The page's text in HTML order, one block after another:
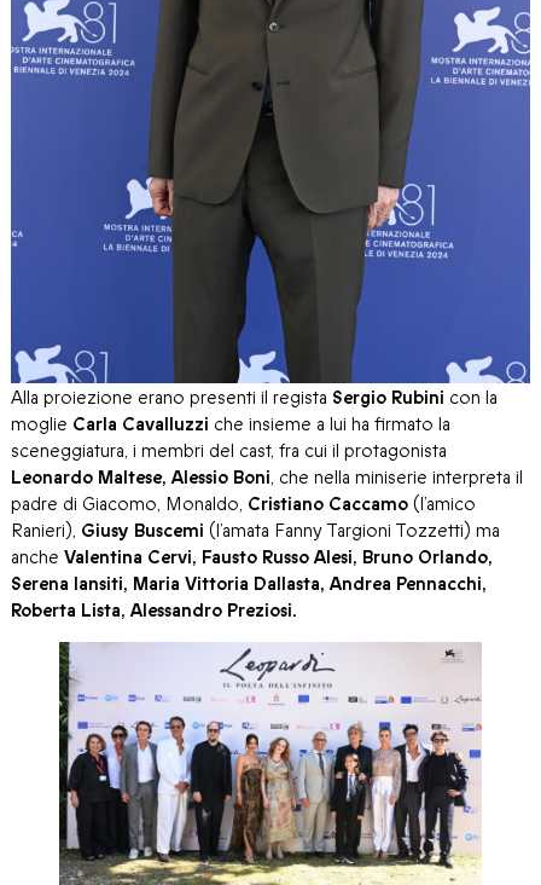
Alla proiezione erano presenti il regista Sergio Rubini con la
moglie Carla Cavalluzzi che insieme a lui ha firmato la
sceneggiatura, i membri del cast, fra cui il protagonista
Leonardo Maltese, Alessio Boni, che nella miniserie interpreta il
padre di Giacomo, Monaldo, Cristiano Caccamo (l’amico
Ranieri), Giusy Buscemi (l’amata Fanny Targioni Tozzetti) ma
anche Valentina Cervi, Fausto Russo Alesi, Bruno Orlando,
Serena Iansiti, Maria Vittoria Dallasta, Andrea Pennacchi,
Roberta Lista, Alessandro Preziosi.